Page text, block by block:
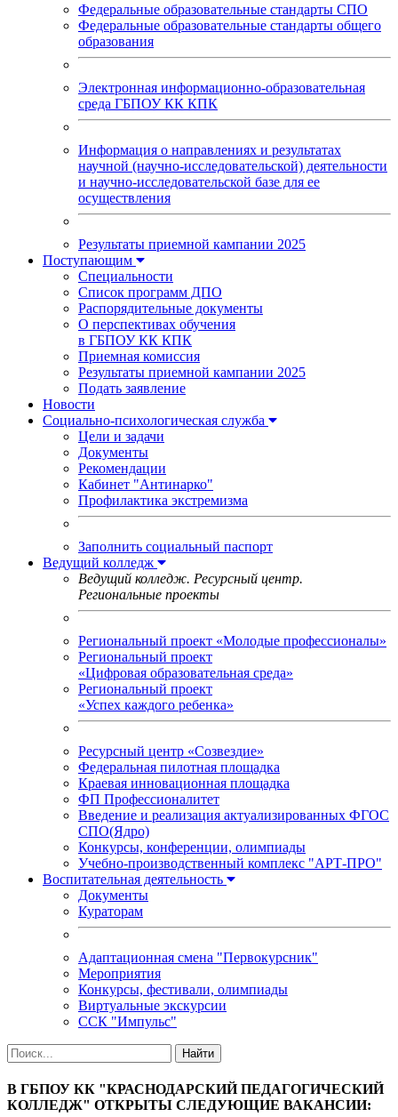
Федеральные образовательные стандарты СПО
Федеральные образовательные стандарты общего
образования
Электронная информационно-образовательная
среда ГБПОУ КК КПК
Информация о направлениях и результатах
научной (научно-исследовательской) деятельности
и научно-исследовательской базе для ее
осуществления
Результаты приемной кампании 2025
Поступающим
Специальности
Список программ ДПО
Распорядительные документы
О перспективах обучения
в ГБПОУ КК КПК
Приемная комиссия
Результаты приемной кампании 2025
Подать заявление
Новости
Социально-психологическая служба
Цели и задачи
Документы
Рекомендации
Кабинет "Антинарко"
Профилактика экстремизма
Заполнить социальный паспорт
Ведущий колледж
Ведущий колледж. Ресурсный центр.
Региональные проекты
Региональный проект «Молодые профессионалы»
Региональный проект
«Цифровая образовательная среда»
Региональный проект
«Успех каждого ребенка»
Ресурсный центр «Созвездие»
Федеральная пилотная площадка
Краевая инновационная площадка
ФП Профессионалитет
Введение и реализация актуализированных ФГОС
СПО(Ядро)
Конкурсы, конференции, олимпиады
Учебно-производственный комплекс "АРТ-ПРО"
Воспитательная деятельность
Документы
Кураторам
Адаптационная смена "Первокурсник"
Мероприятия
Конкурсы, фестивали, олимпиады
Виртуальные экскурсии
ССК "Импульс"
В ГБПОУ КК "КРАСНОДАРСКИЙ ПЕДАГОГИЧЕСКИЙ
КОЛЛЕДЖ" ОТКРЫТЫ СЛЕДУЮЩИЕ ВАКАНСИИ: